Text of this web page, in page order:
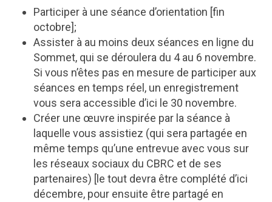
Participer à une séance d’orientation [fin
octobre];
Assister à au moins deux séances en ligne du
Sommet, qui se déroulera du 4 au 6 novembre.
Si vous n’êtes pas en mesure de participer aux
séances en temps réel, un enregistrement
vous sera accessible d’ici le 30 novembre.
Créer une œuvre inspirée par la séance à
laquelle vous assistiez (qui sera partagée en
même temps qu’une entrevue avec vous sur
les réseaux sociaux du CBRC et de ses
partenaires) [le tout devra être complété d’ici
décembre, pour ensuite être partagé en